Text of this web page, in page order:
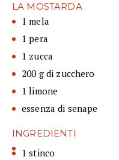
LA MOSTARDA
1 mela
1 pera
1 zucca
200 g di zucchero
1 limone
essenza di senape
INGREDIENTI
1 stinco